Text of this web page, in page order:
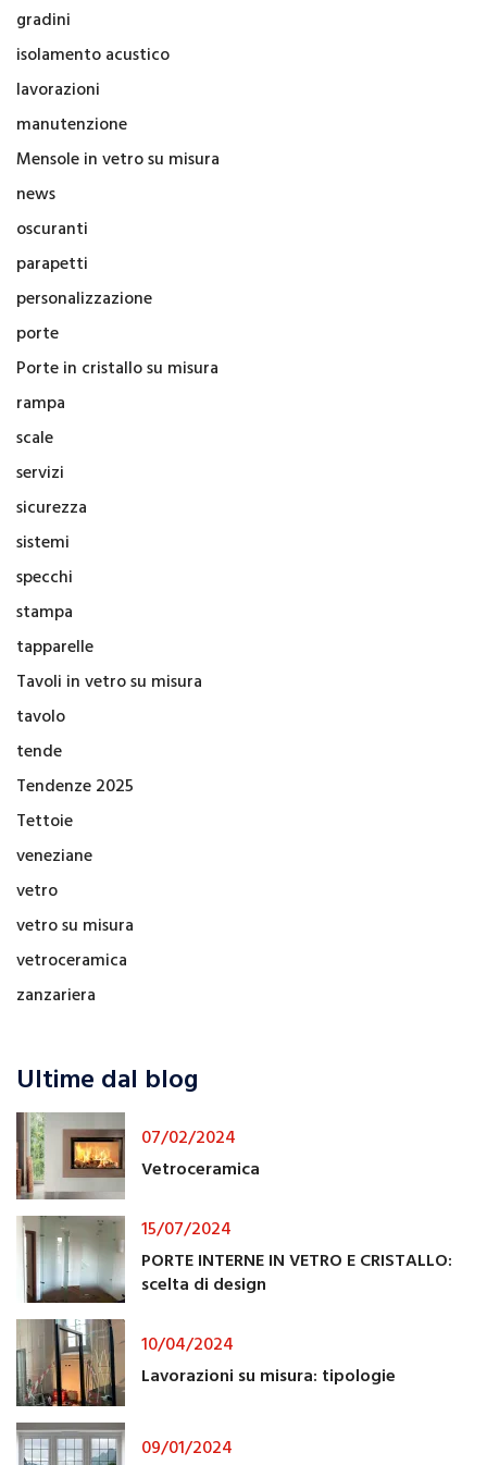
gradini
isolamento acustico
lavorazioni
manutenzione
Mensole in vetro su misura
news
oscuranti
parapetti
personalizzazione
porte
Porte in cristallo su misura
rampa
scale
servizi
sicurezza
sistemi
specchi
stampa
tapparelle
Tavoli in vetro su misura
tavolo
tende
Tendenze 2025
Tettoie
veneziane
vetro
vetro su misura
vetroceramica
zanzariera
Ultime dal blog
07/02/2024
Vetroceramica
15/07/2024
PORTE INTERNE IN VETRO E CRISTALLO:
scelta di design
10/04/2024
Lavorazioni su misura: tipologie
09/01/2024